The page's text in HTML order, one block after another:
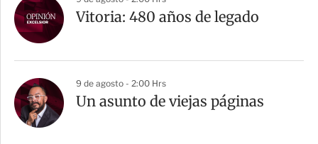
Vitoria: 480 años de legado
9 de agosto - 2:00 Hrs
Un asunto de viejas páginas